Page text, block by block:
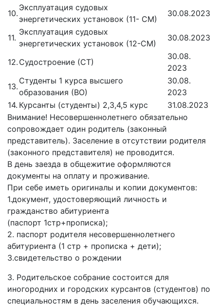
10.
Эксплуатация судовых
энергетических установок (11- СМ)
30.08.2023
11.
Эксплуатация судовых
энергетических установок (12-СМ)
30.08.2023
12. Судостроение (СТ)
30.08.
2023
13.
Студенты 1 курса высшего
образования (ВО)
30.08.
2023
14. Курсанты (студенты) 2,3,4,5 курс
31.08.2023
Внимание! Несовершеннолетнего обязательно
сопровождает один родитель (законный
представитель). Заселение в отсутствии родителя
(законного представителя) не проводится.
В день заезда в общежитие оформляются
документы на оплату и проживание.
При себе иметь оригиналы и копии документов:
1.документ, удостоверяющий личность и
гражданство абитуриента
(паспорт 1стр+прописка);
2. паспорт родителя несовершеннолетнего
абитуриента (1 стр + прописка + дети);
3.свидетельство о рождении
3. Родительское собрание состоится для
иногородних и городских курсантов (студентов) по
специальностям в день заселения обучающихся.